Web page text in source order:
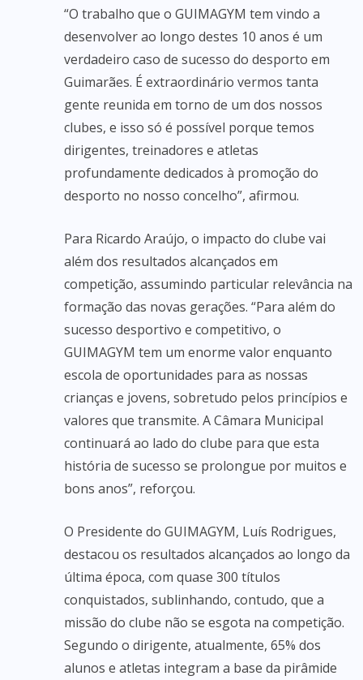
“O trabalho que o GUIMAGYM tem vindo a
desenvolver ao longo destes 10 anos é um
verdadeiro caso de sucesso do desporto em
Guimarães. É extraordinário vermos tanta
gente reunida em torno de um dos nossos
clubes, e isso só é possível porque temos
dirigentes, treinadores e atletas
profundamente dedicados à promoção do
desporto no nosso concelho”, afirmou.
Para Ricardo Araújo, o impacto do clube vai
além dos resultados alcançados em
competição, assumindo particular relevância na
formação das novas gerações. “Para além do
sucesso desportivo e competitivo, o
GUIMAGYM tem um enorme valor enquanto
escola de oportunidades para as nossas
crianças e jovens, sobretudo pelos princípios e
valores que transmite. A Câmara Municipal
continuará ao lado do clube para que esta
história de sucesso se prolongue por muitos e
bons anos”, reforçou.
O Presidente do GUIMAGYM, Luís Rodrigues,
destacou os resultados alcançados ao longo da
última época, com quase 300 títulos
conquistados, sublinhando, contudo, que a
missão do clube não se esgota na competição.
Segundo o dirigente, atualmente, 65% dos
alunos e atletas integram a base da pirâmide